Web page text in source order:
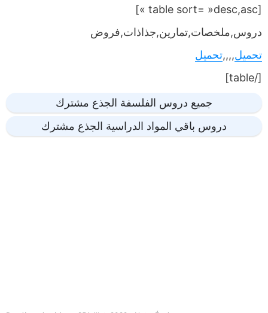
[table sort= »desc,asc »]
دروس,ملخصات,تمارين,جذاذات,فروض
تحميل,,,,تحميل
[/table]
جميع دروس الفلسفة الجذع مشترك
دروس باقي المواد الدراسية الجذع مشترك